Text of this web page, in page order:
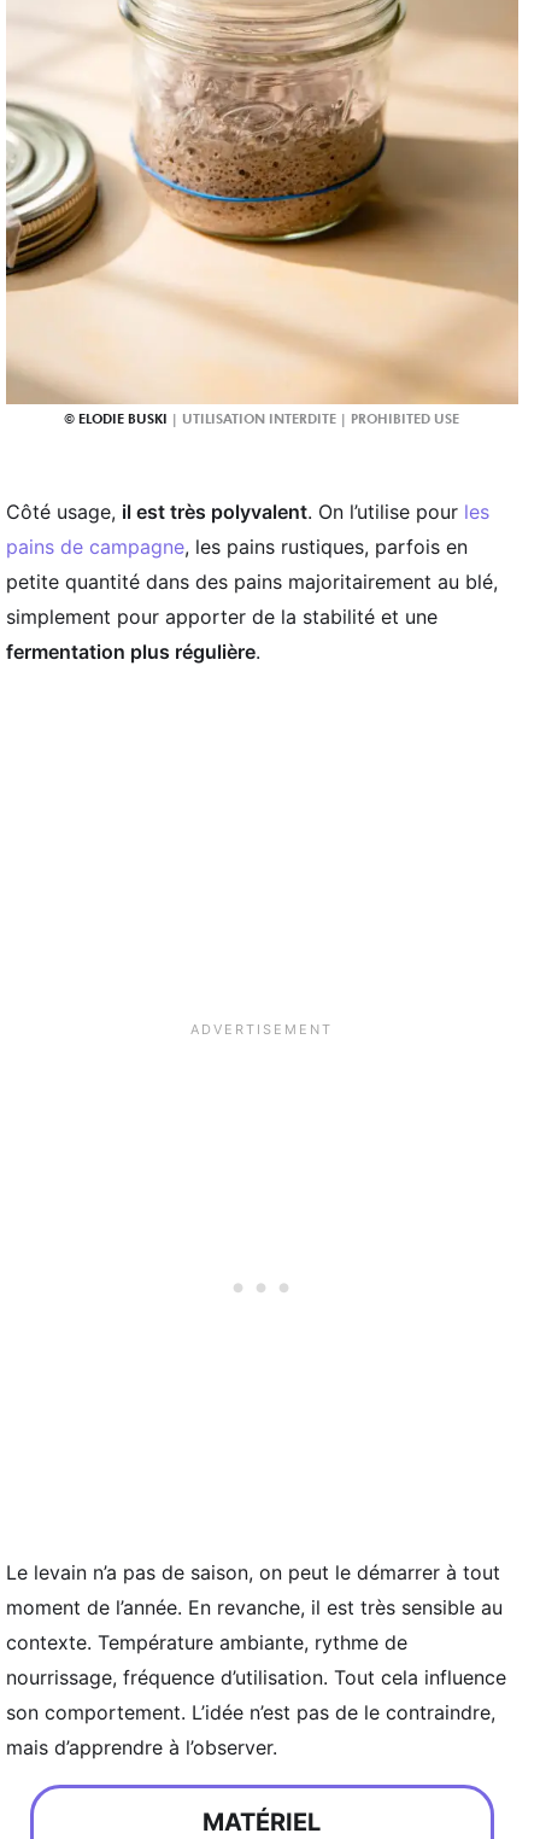
ELODIE BUSKI
Côté usage, il est très polyvalent. On l’utilise pour les
pains de campagne, les pains rustiques, parfois en
petite quantité dans des pains majoritairement au blé,
simplement pour apporter de la stabilité et une
fermentation plus régulière.
Le levain n’a pas de saison, on peut le démarrer à tout
moment de l’année. En revanche, il est très sensible au
contexte. Température ambiante, rythme de
nourrissage, fréquence d’utilisation. Tout cela influence
son comportement. L’idée n’est pas de le contraindre,
mais d’apprendre à l’observer.
MATÉRIEL